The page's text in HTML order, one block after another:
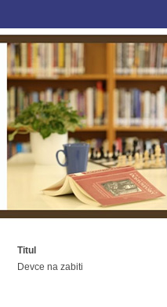
Titul
Devce na zabiti